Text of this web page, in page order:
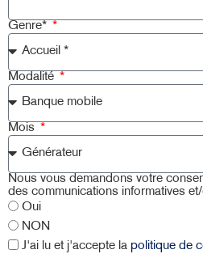
Genre*
Modalité
Mois
Nous vous demandons votre
des communications informatives
Oui
NON
J'ai lu et j'accepte la politique de